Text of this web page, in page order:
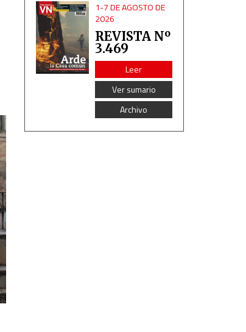
1-7 DE AGOSTO DE
2026
REVISTA Nº
3.469
Leer
Ver sumario
Archivo